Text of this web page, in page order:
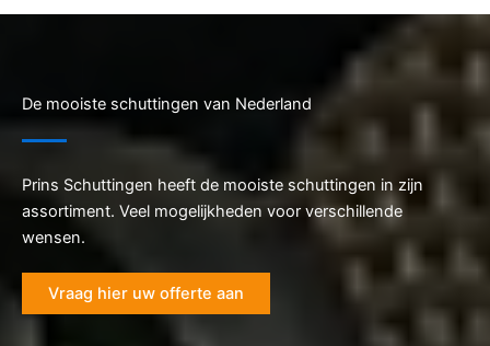
De mooiste schuttingen van Nederland
Prins Schuttingen heeft de mooiste schuttingen in zijn
assortiment. Veel mogelijkheden voor verschillende
wensen.
Vraag hier uw offerte aan